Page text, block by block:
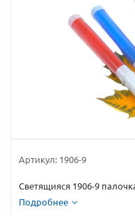
Артикул: 1906-9
Светящияся 1906-9
Подробнее